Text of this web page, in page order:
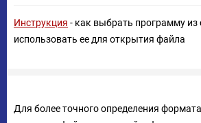
Инструкция - как выбрать программу из
использовать ее для открытия файла
Для более точного определения